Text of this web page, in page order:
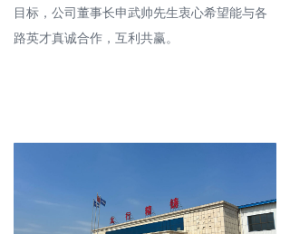
目标，公司董事长申武帅先生衷心希望能与各
路英才真诚合作，互利共赢。